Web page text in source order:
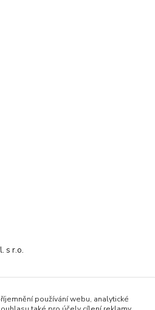
s r.o.
h.
používání webu, analytické